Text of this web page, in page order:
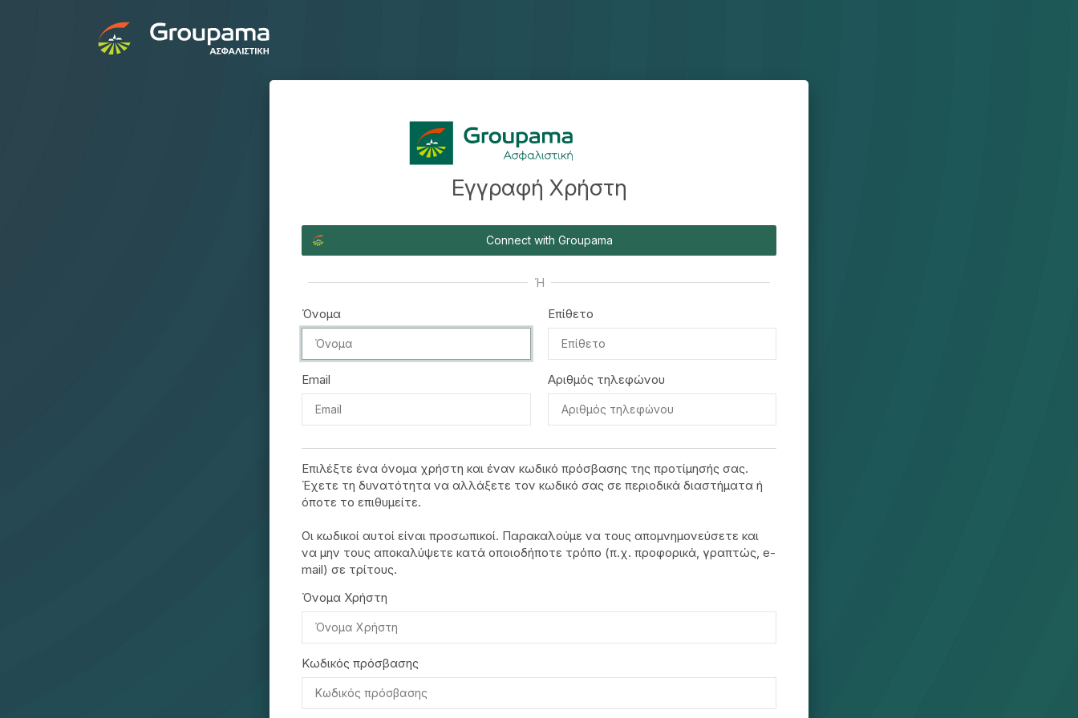
Εγγραφή Χρήστη
Connect with Groupama
Ή
Όνομα Επίθετο
Email Αριθμός τηλεφώνου
Επιλέξτε ένα όνομα χρήστη και έναν κωδικό πρόσβασης της προτίμησής σας.
Έχετε τη δυνατότητα να αλλάξετε τον κωδικό σας σε περιοδικά διαστήματα ή
όποτε το επιθυμείτε.
Οι κωδικοί αυτοί είναι προσωπικοί. Παρακαλούμε να τους απομνημονεύσετε και
να μην τους αποκαλύψετε κατά οποιοδήποτε τρόπο (π.χ. προφορικά, γραπτώς, e-
mail) σε τρίτους.
Όνομα Χρήστη
Κωδικός πρόσβασης